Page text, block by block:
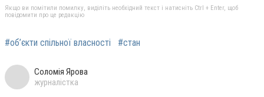
Якщо ви помітили помилку, виділіть необхідний текст і натисніть Ctrl + Enter, щоб
повідомити про це редакцію
#об’єкти спільної власності #стан
Соломія Ярова
журналістка